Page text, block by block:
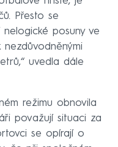
Přesto se
posuny ve
uvedla dále
režimu obnovila
považují situaci za
se opírají o